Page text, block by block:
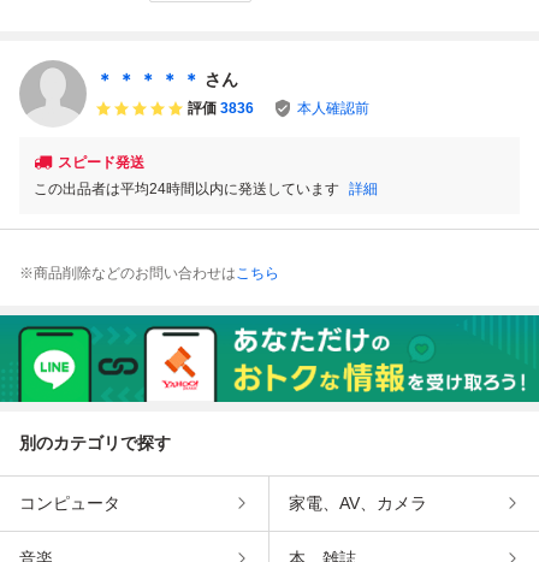
＊ ＊ ＊ ＊ ＊ さん
評価 3836 本人確認前
スピード発送
この出品者は平均24時間以内に発送しています 詳細
※商品削除などのお問い合わせはこちら
別のカテゴリで探す
コンピュータ 家電、AV、カメラ
音楽 本、雑誌